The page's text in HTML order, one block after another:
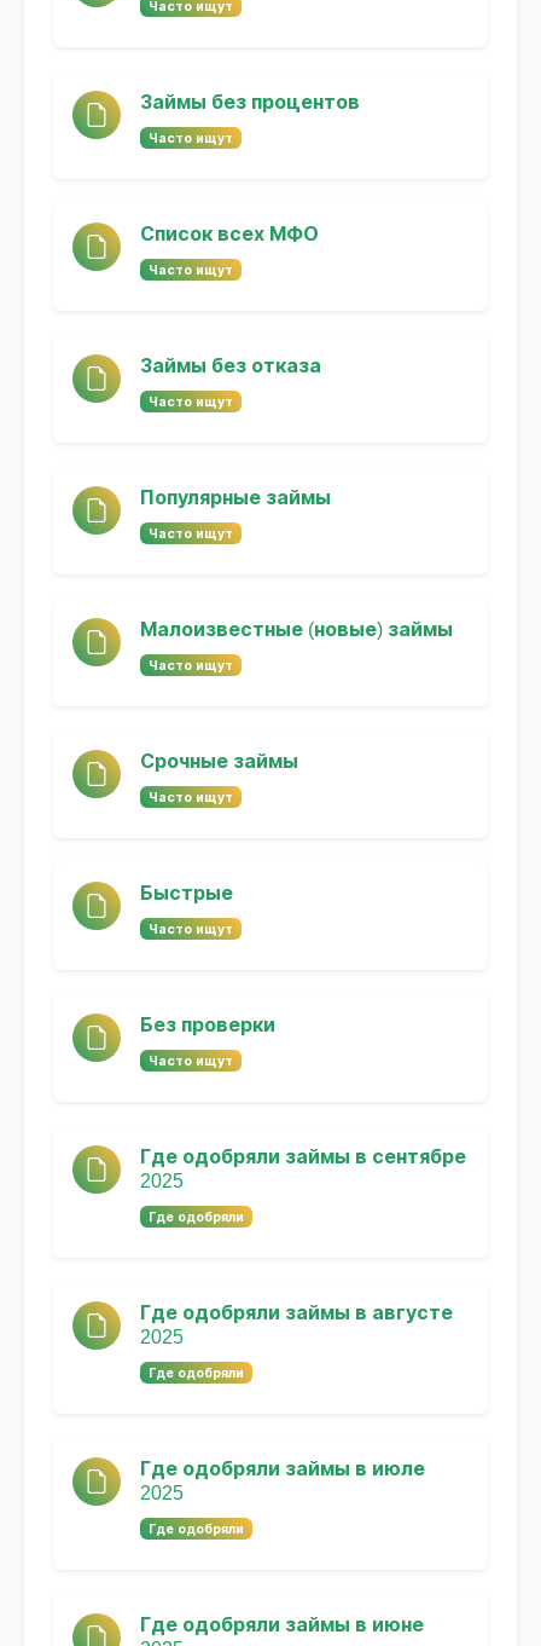
Часто ищут
Займы без процентов
Часто ищут
Список всех МФО
Часто ищут
Займы без отказа
Часто ищут
Популярные займы
Часто ищут
Малоизвестные (новые) займы
Часто ищут
Срочные займы
Часто ищут
Быстрые
Часто ищут
Без проверки
Часто ищут
Где одобряли займы в сентябре
2025
Где одобряли
Где одобряли займы в августе
2025
Где одобряли
Где одобряли займы в июле
2025
Где одобряли
Где одобряли займы в июне